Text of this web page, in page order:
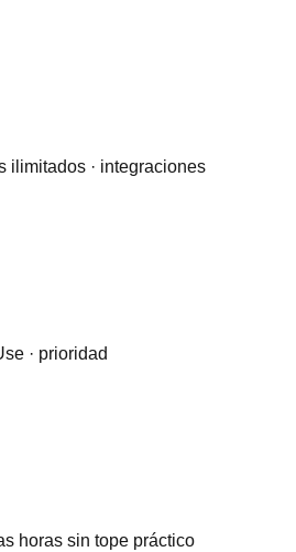
ilimitados · integraciones
· prioridad
horas sin tope práctico